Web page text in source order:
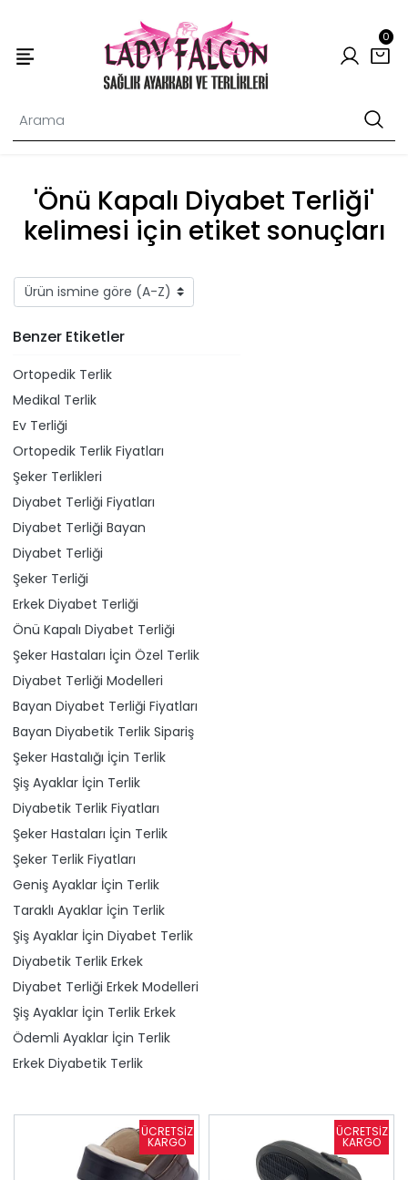
0
'Önü Kapalı Diyabet Terliği'
kelimesi için etiket sonuçları
Benzer Etiketler
Ortopedik Terlik
Medikal Terlik
Ev Terliği
Ortopedik Terlik Fiyatları
Şeker Terlikleri
Diyabet Terliği Fiyatları
Diyabet Terliği Bayan
Diyabet Terliği
Şeker Terliği
Erkek Diyabet Terliği
Önü Kapalı Diyabet Terliği
Şeker Hastaları İçin Özel Terlik
Diyabet Terliği Modelleri
Bayan Diyabet Terliği Fiyatları
Bayan Diyabetik Terlik Sipariş
Şeker Hastalığı İçin Terlik
Şiş Ayaklar İçin Terlik
Diyabetik Terlik Fiyatları
Şeker Hastaları İçin Terlik
Şeker Terlik Fiyatları
Geniş Ayaklar İçin Terlik
Taraklı Ayaklar İçin Terlik
Şiş Ayaklar İçin Diyabet Terlik
Diyabetik Terlik Erkek
Diyabet Terliği Erkek Modelleri
Şiş Ayaklar İçin Terlik Erkek
Ödemli Ayaklar İçin Terlik
Erkek Diyabetik Terlik